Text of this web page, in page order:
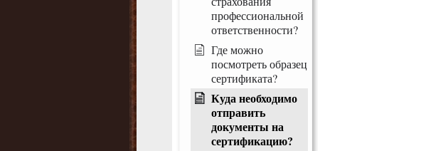
профессиональной
ответственности?
Где можно
посмотреть образец
сертификата?
Куда необходимо
отправить
документы на
сертификацию?